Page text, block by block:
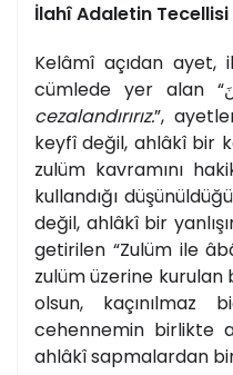
İlahî Adaletin Tecellisi
Kelâmî açıdan ayet,
cümlede yer alan “
cezalandırırız.”,
keyfî değil, ahlâkî bir
zulüm kavramını
kullandığı
değil, ahlâkî bir
getirilen “Zulüm ile
zulüm üzerine
olsun, kaçınılmaz
cehennemin birlikte
ahlâkî sapmalardan